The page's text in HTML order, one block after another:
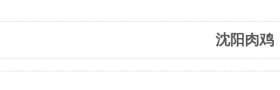
沈阳肉鸡